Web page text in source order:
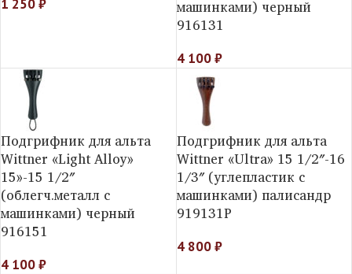
1 250₽
машинками) черный
916131
4 100₽
Подгрифник для альта
Wittner «Light Alloy»
15»-15 1/2″
(облегч.металл с
машинками) черный
916151
4 100₽
Подгрифник для альта
Wittner «Ultra» 15 1/2″-16
1/3″ (углепластик с
машинками) палисандр
919131P
4 800₽